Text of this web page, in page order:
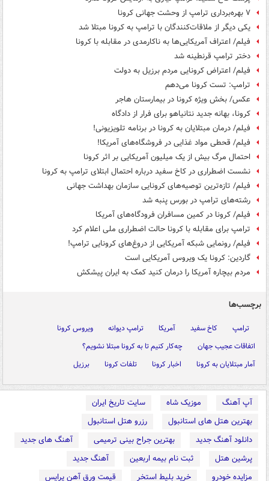
۷ بهره‌برداری ترامپ از وحشت جهانی کرونا
یکی دیگر از ملاقات‌کنندگان با ترامپ به کرونا مبتلا شد
فیلم/ اعتراف آمریکایی‌ها به ناکارمدی در مقابله با کرونا
دختر ترامپ قرنطینه شد
فیلم/ اعتراض کرونایی مردم برزیل به دولت
ترامپ: تست کرونا می‌دهم
عکس/ بخش ویژه کرونا در بیمارستان هاجر
کرونا، بهانه جدید نتانیاهو برای فرار از دادگاه
فیلم/ درمان مبتلایان به کرونا در برنامه تلویزیونی!
فیلم/ قحطی مواد غذایی در فروشگاه‌های آمریکا!
احتمال مرگ بیش از یک میلیون آمریکایی بر اثر کرونا
نشست اضطراری در کاخ سفید درباره احتمال ابتلای ترامپ به کرونا
فیلم/ تازه‌ترین توصیه‌های کرونایی سازمان بهداشت جهانی
رشته‌های ترامپ در بورس پنبه شد
فیلم/ کرونا در کمین مسافران فرودگاه‌های آمریکا
ترامپ برای مقابله با کرونا حالت اضطراری ملی اعلام کرد
فیلم/ رونمایی شبکه آمریکایی از دروغ‌های کرونایی ترامپ!
گاردین: کرونا یک ویروس آمریکایی است
مردم بیچاره آمریکا را درمان کنید کمک به ایران پیشکش
برچسب‌ها
ترامپ کاخ سفید آمریکا ترامپ دیوانه
ویروس کرونا
اتفاقات عجیب جهان
چه‌کار کنیم تا به کرونا مبتلا نشویم؟
آمار مبتلایان به کرونا
اخبار کرونا تلفات کرونا برزیل
آپ آهنگ موزیک شاه
سایت تاریخ ایران
بهترین هتل های استانبول
رزرو هتل استانبول
دانلود آهنگ جدید
بهترین جراح بینی ترمیمی
آهنگ های جدید
پرشین هتل
ثبت نام بیمه اربعین
آهنگ جدید
مزایده خودرو
خرید بلیط استخر
قیمت ورق آهن پرایس